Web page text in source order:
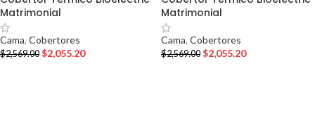
Matrimonial
Cama, Cobertores
$2,569.00 $2,055.20
Matrimonial
Cama, Cobertores
$2,569.00 $2,055.20